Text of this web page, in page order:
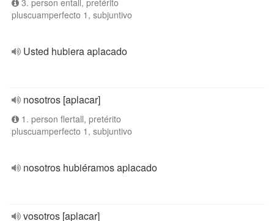
3. person entall, pretérito
pluscuamperfecto 1, subjuntivo
Usted hubiera aplacado
nosotros [aplacar]
1. person flertall, pretérito
pluscuamperfecto 1, subjuntivo
nosotros hubiéramos aplacado
vosotros [aplacar]